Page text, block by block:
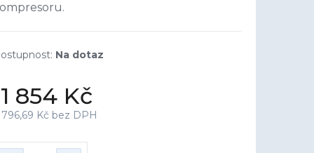
Na dotaz
854 Kč
Kč bez DPH